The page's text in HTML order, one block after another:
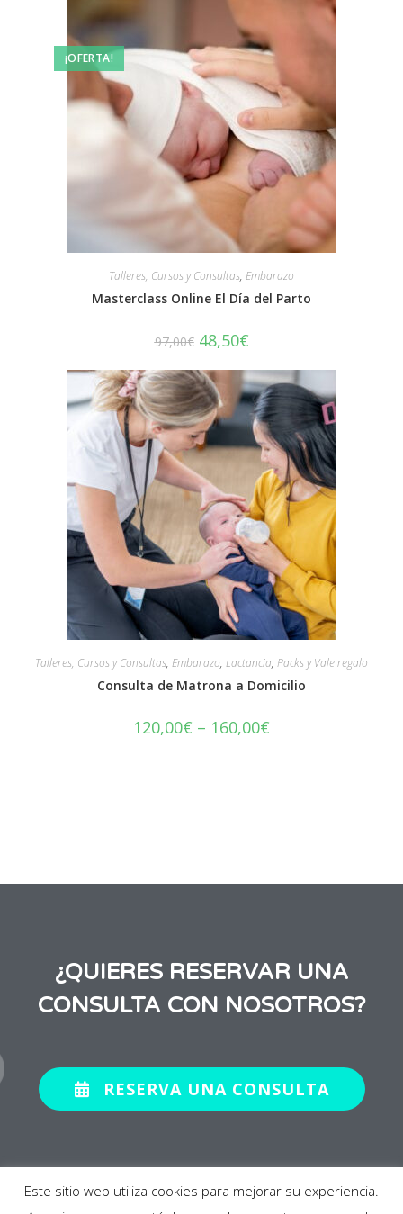
¡OFERTA!
Talleres, Cursos y Consultas, Embarazo
Masterclass Online El Día del Parto
97,00€ 48,50€
Talleres, Cursos y Consultas, Embarazo, Lactancia, Packs y Vale regalo
Consulta de Matrona a Domicilio
120,00€ – 160,00€
¿QUIERES RESERVAR UNA
CONSULTA CON NOSOTROS?
RESERVA UNA CONSULTA
reservados.
Este sitio web utiliza cookies para mejorar su experiencia.